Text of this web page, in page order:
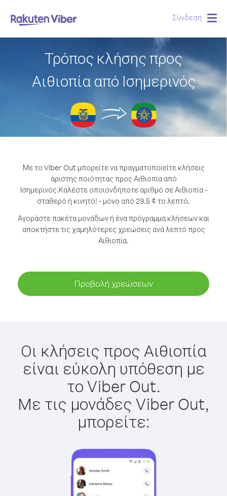
Σύνδεση
Τρόπος κλήσης προς
Αιθιοπία από Ισημερινός
Με το Viber Out μπορείτε να πραγματοποιείτε κλήσεις
άριστης ποιότητας προς Αιθιοπία από
Ισημερινός.Καλέστε οποιονδήποτε αριθμό σε Αιθιοπία -
σταθερό ή κινητό! - μόνο από 29.5 ¢ το λεπτό.
Αγοράστε πακέτα μονάδων ή ένα πρόγραμμα κλήσεων και
αποκτήστε τις χαμηλότερες χρεώσεις ανά λεπτό προς
Αιθιοπία.
Προβολή χρεώσεων
Οι κλήσεις προς Αιθιοπία
είναι εύκολη υπόθεση με
το Viber Out.
Με τις μονάδες Viber Out,
μπορείτε: